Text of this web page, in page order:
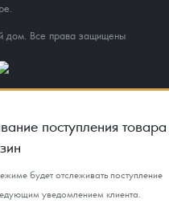
Все права защищены
поступления товара
будет отслеживать поступление
уведомлением клиента.